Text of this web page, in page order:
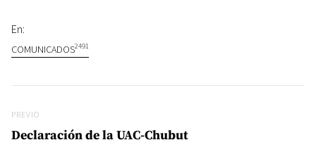
En:
COMUNICADOS2491
Previo
PREVIO
Declaración de la UAC-Chubut